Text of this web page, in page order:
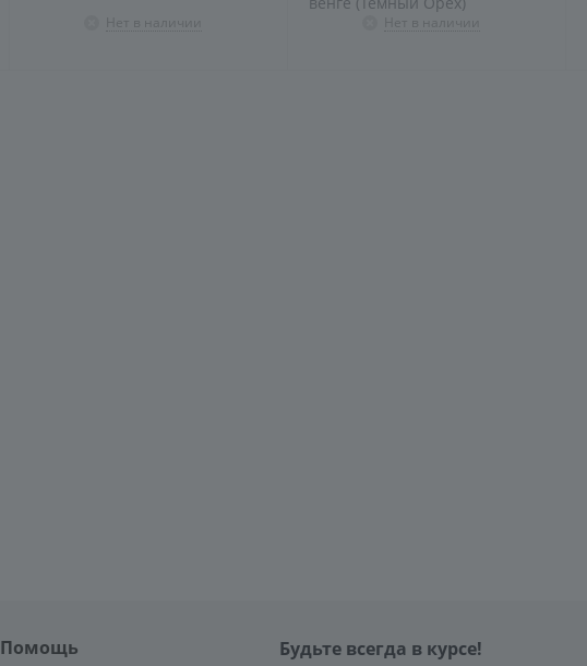
Помощь Будьте всегда в курсе!